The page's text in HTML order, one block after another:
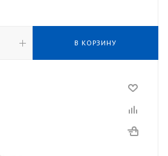
В КОРЗИНУ